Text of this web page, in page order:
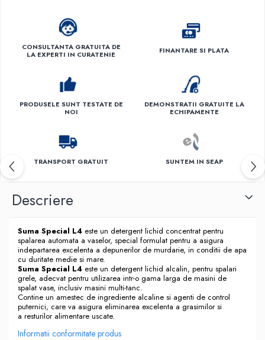
CONSULTANTA GRATUITA DE
LA EXPERTI IN CURATENIE
FINANTARE SI PLATA
PRODUSELE SUNT TESTATE DE
NOI
DEMONSTRATII GRATUITE LA
ECHIPAMENTE
TRANSPORT GRATUIT SUNTEM IN SEAP
Descriere
Suma Special L4 este un detergent lichid concentrat pentru
spalarea automata a vaselor, special formulat pentru a asigura
indepartarea excelenta a depunerilor de murdarie, in conditii de apa
cu duritate medie si mare.
Suma Special L4 este un detergent lichid alcalin, pentru spalari
grele, adecvat pentru utilizarea intr-o gama larga de masini de
spalat vase, inclusiv masini multi-tanc.
Contine un amestec de ingrediente alcaline si agenti de control
puternici, care va asigura eliminarea excelenta a grasimilor si
a resturilor alimentare uscate.
Informatii conformitate produs